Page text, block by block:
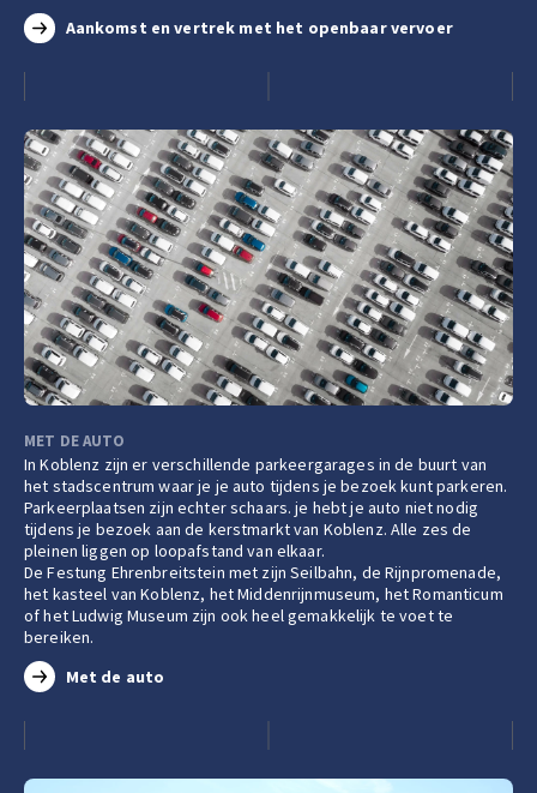
Aankomst en vertrek met het openbaar vervoer
MET DE AUTO
In Koblenz zijn er verschillende parkeergarages in de buurt van
het stadscentrum waar je je auto tijdens je bezoek kunt parkeren.
Parkeerplaatsen zijn echter schaars. je hebt je auto niet nodig
tijdens je bezoek aan de kerstmarkt van Koblenz. Alle zes de
pleinen liggen op loopafstand van elkaar.
De Festung Ehrenbreitstein met zijn Seilbahn, de Rijnpromenade,
het kasteel van Koblenz, het Middenrijnmuseum, het Romanticum
of het Ludwig Museum zijn ook heel gemakkelijk te voet te
bereiken.
Met de auto